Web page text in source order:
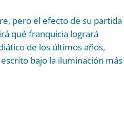
pero el efecto de su partida
qué franquicia logrará
de los últimos años,
bajo la iluminación más